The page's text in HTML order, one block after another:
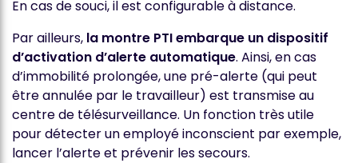
En cas de souci, il est configurable à distance.
Par ailleurs, la montre PTI embarque un dispositif
d’activation d’alerte automatique. Ainsi, en cas
d’immobilité prolongée, une pré-alerte (qui peut
être annulée par le travailleur) est transmise au
centre de télésurveillance. Un fonction très utile
pour détecter un employé inconscient par exemple,
lancer l’alerte et prévenir les secours.